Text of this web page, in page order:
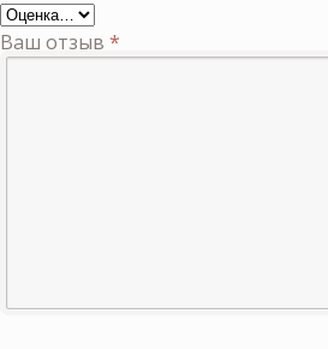
Ваш отзыв *